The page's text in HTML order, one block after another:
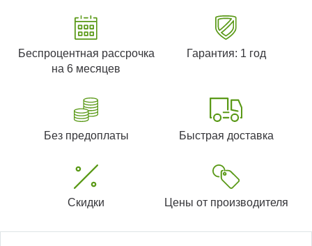
Беспроцентная рассрочка
на 6 месяцев
Гарантия: 1 год
Без предоплаты Быстрая доставка
Скидки Цены от производителя